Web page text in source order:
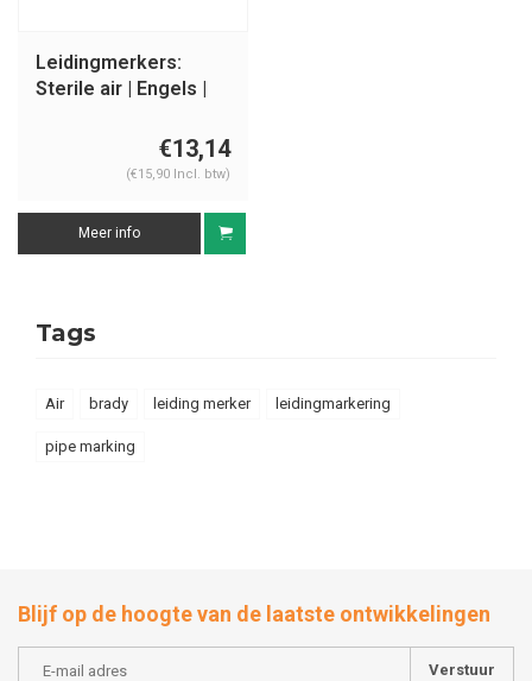
Leidingmerkers:
Sterile air | Engels |
€13,14
(€15,90 Incl. btw)
Meer info
Tags
Air brady leiding merker leidingmarkering
pipe marking
Blijf op de hoogte van de laatste ontwikkelingen
Verstuur